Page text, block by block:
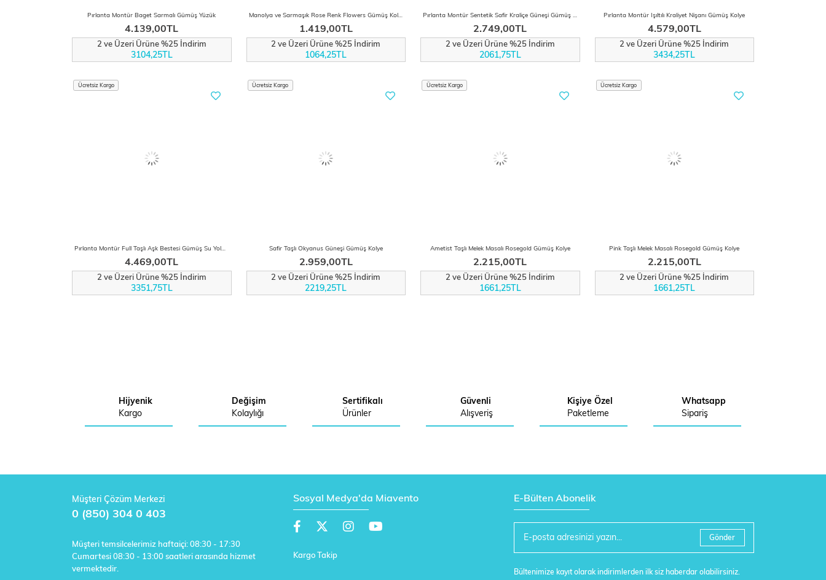
Pırlanta Montür Baget Sarmalı Gümüş Yüzük
4.139,00TL
2 ve Üzeri Ürüne %25 İndirim
3104,25TL
Manolya ve Sarmaşık Rose Renk Flowers Gümüş Kolye
1.419,00TL
2 ve Üzeri Ürüne %25 İndirim
1064,25TL
Pırlanta Montür Sentetik Safir Kraliçe Güneşi Gümüş Kolye
2.749,00TL
2 ve Üzeri Ürüne %25 İndirim
2061,75TL
Pırlanta Montür Işıltılı Kraliyet Nişanı Gümüş Kolye
4.579,00TL
2 ve Üzeri Ürüne %25 İndirim
3434,25TL
Pırlanta Montür Full Taşlı Aşk Bestesi Gümüş Su Yolu Bileklik
4.469,00TL
Ücretsiz Kargo
2 ve Üzeri Ürüne %25 İndirim
3351,75TL
Safir Taşlı Okyanus Güneşi Gümüş Kolye
2.959,00TL
Ücretsiz Kargo
2 ve Üzeri Ürüne %25 İndirim
2219,25TL
Ametist Taşlı Melek Masalı Rosegold Gümüş Kolye
2.215,00TL
Ücretsiz Kargo
2 ve Üzeri Ürüne %25 İndirim
1661,25TL
Pink Taşlı Melek Masalı Rosegold Gümüş Kolye
2.215,00TL
Ücretsiz Kargo
2 ve Üzeri Ürüne %25 İndirim
1661,25TL
Hijyenik
Kargo
Değişim
Kolaylığı
Sertifikalı
Ürünler
Güvenli
Alışveriş
Kişiye Özel
Paketleme
Whatsapp
Sipariş
Müşteri Çözüm Merkezi
0 (850) 304 0 403
Müşteri temsilcelerimiz haftaiçi: 08:30 - 17:30
Cumartesi 08:30 - 13:00 saatleri arasında hizmet
vermektedir.
Sosyal Medya'da Miavento
Kargo Takip
E-Bülten Abonelik
Gönder
Bültenimize kayıt olarak indirimlerden ilk siz haberdar olabilirsiniz.